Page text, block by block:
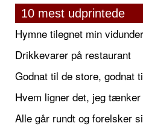
10 mest udprintede
Hymne tilegnet min
Drikkevarer på restaurant
Godnat til de store, godnat
Hvem ligner det, jeg tænker
Alle går rundt og forelsker